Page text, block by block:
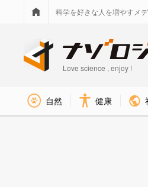
科学を好きな人を増やすメ
Love science , enjoy !
自然 健康